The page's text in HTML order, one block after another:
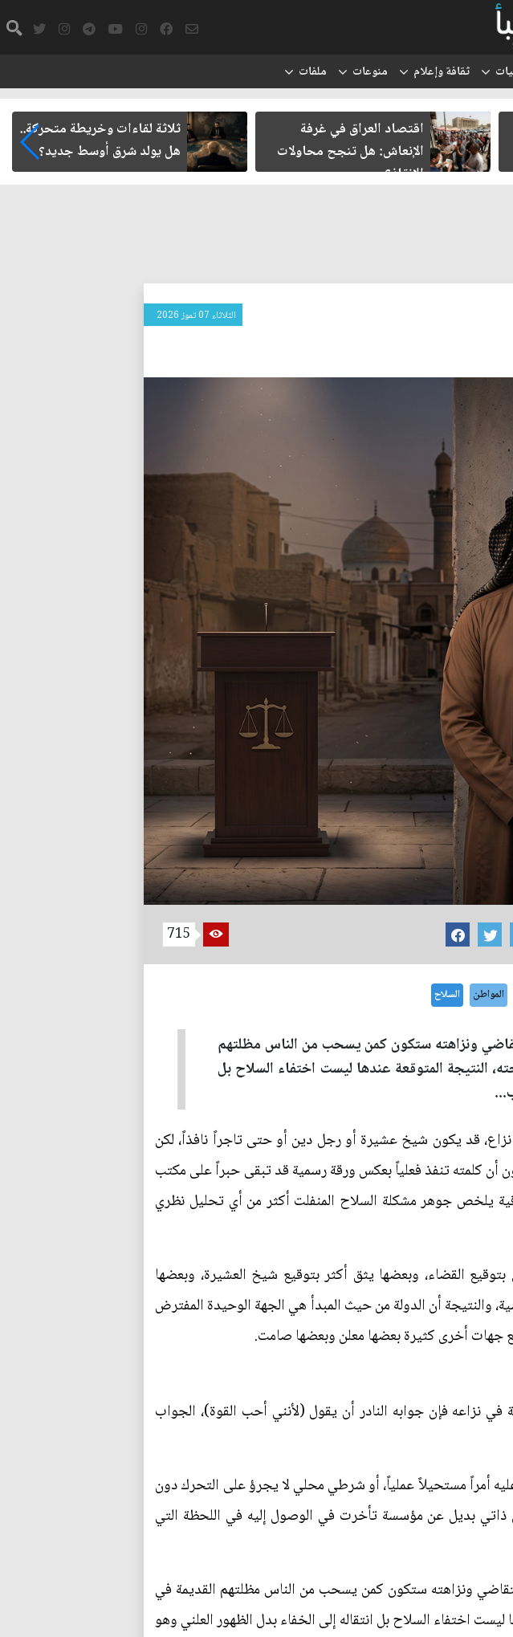
ثقافة وإعلام منوعات ملفات
اقتصاد العراق في غرفة
الإنعاش: هل تنجح محاولات
الإنقاذ؟
ثلاثة لقاءات وخريطة متحركة..
هل يولد شرق أوسط جديد؟
الثلاثاء 07 تموز 2026
715
المواطن السلاح
ونزاهته ستكون كمن يسحب من الناس مظلتهم
النتيجة المتوقعة عندها ليست اختفاء السلاح بل
قد يكون شيخ عشيرة أو رجل دين أو حتى تاجراً نافذاً، لكن
أن كلمته تنفذ فعلياً بعكس ورقة رسمية قد تبقى حبراً على مكتب
يلخص جوهر مشكلة السلاح المنفلت أكثر من أي تحليل نظري
القضاء، وبعضها يثق أكثر بتوقيع شيخ العشيرة، وبعضها
أن الدولة من حيث المبدأ هي الجهة الوحيدة المفترض
مع جهات أخرى كثيرة بعضها معلن وبعضها صامت.
نزاعه فإن جوابه النادر أن يقول (لأنني أحب القوة)، الجواب
مستحيلاً عملياً، أو شرطي محلي لا يجرؤ على التحرك دون
ذاتي بديل عن مؤسسة تأخرت في الوصول إليه في اللحظة التي
ونزاهته ستكون كمن يسحب من الناس مظلتهم القديمة في
اختفاء السلاح بل انتقاله إلى الخفاء بدل الظهور العلني وهو